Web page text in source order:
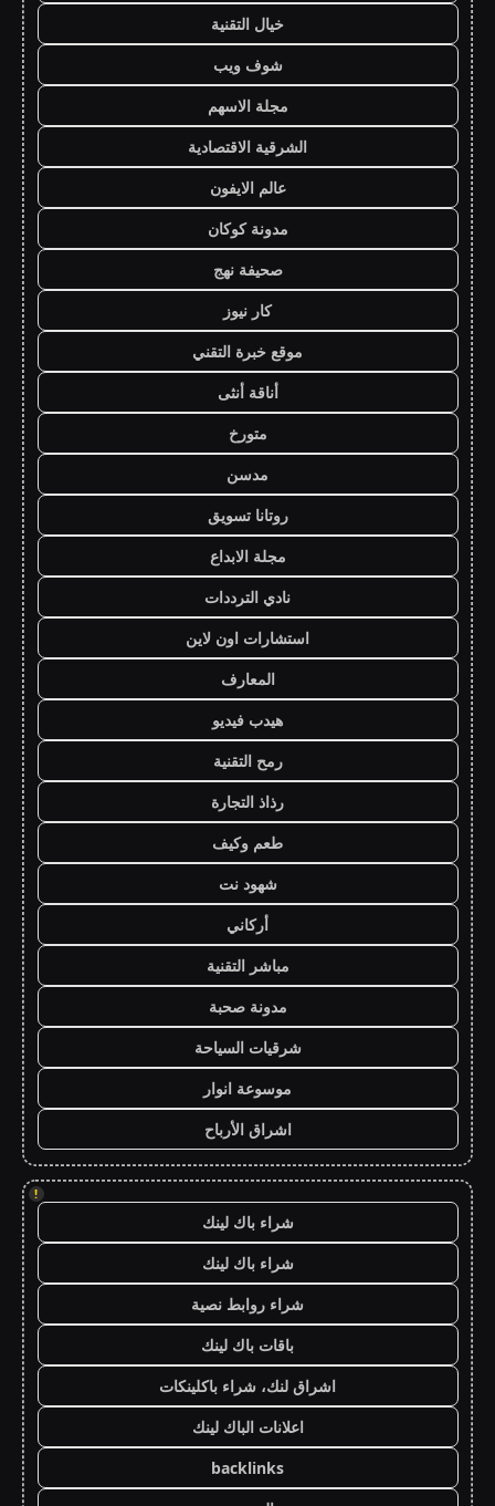
خيال التقنية
شوف ويب
مجلة الاسهم
الشرقية الاقتصادية
عالم الايفون
مدونة كوكان
صحيفة نهج
كار نيوز
موقع خبرة التقني
أناقة أنثى
متورخ
مدسن
روتانا تسويق
مجلة الابداع
نادي الترددات
استشارات اون لاين
المعارف
هيدب فيديو
رمح التقنية
رذاذ التجارة
طعم وكيف
شهود نت
أركاني
مباشر التقنية
مدونة صحبة
شرقيات السياحة
موسوعة انوار
اشراق الأرباح
!
شراء باك لينك
شراء باك لينك
شراء روابط نصية
باقات باك لينك
اشراق لنك، شراء باكلينكات
اعلانات الباك لينك
backlinks